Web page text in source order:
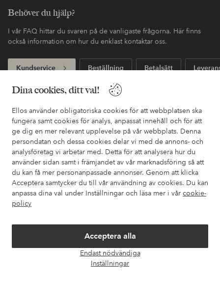
Dina cookies, ditt val!
Ellos använder obligatoriska cookies för att webbplatsen ska
fungera samt cookies för analys, anpassat innehåll och för att
ge dig en mer relevant upplevelse på vår webbplats. Denna
persondatan och dessa cookies delar vi med de annons- och
analysföretag vi arbetar med. Detta för att analysera hur du
använder sidan samt i främjandet av vår marknadsföring så att
du kan få mer personanpassade annonser. Genom att klicka
Acceptera samtycker du till vår användning av cookies. Du kan
anpassa dina val under Inställningar och läsa mer i vår cookie-
policy
Acceptera alla
Endast nödvändiga
Inställningar
Behöver du hjälp?
I vår FAQ hittar du svaren på de vanligaste frågorna. Här finns
också information om hur du enklast kontaktar oss.
Kundservice Beställning Betalsätt
Mina sidor
Om Ellos
Våra tjänster